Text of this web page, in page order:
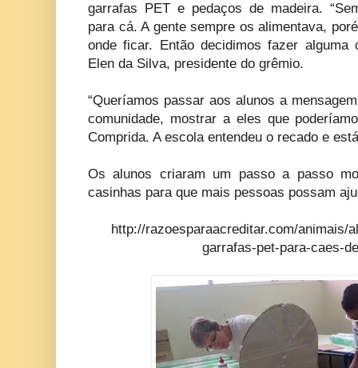
garrafas PET e pedaços de madeira.
para cá. A gente sempre os alimentava,
onde ficar. Então decidimos fazer alguma
Elen da Silva, presidente do grêmio.
“Queríamos passar aos alunos a
comunidade, mostrar a eles que
Comprida. A escola entendeu o recado e
Os alunos criaram um passo a passo
casinhas para que mais pessoas possam
http://razoesparaacreditar.com/animais/
garrafas-pet-para-caes-